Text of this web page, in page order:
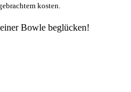
kosten.
Bowle beglücken!